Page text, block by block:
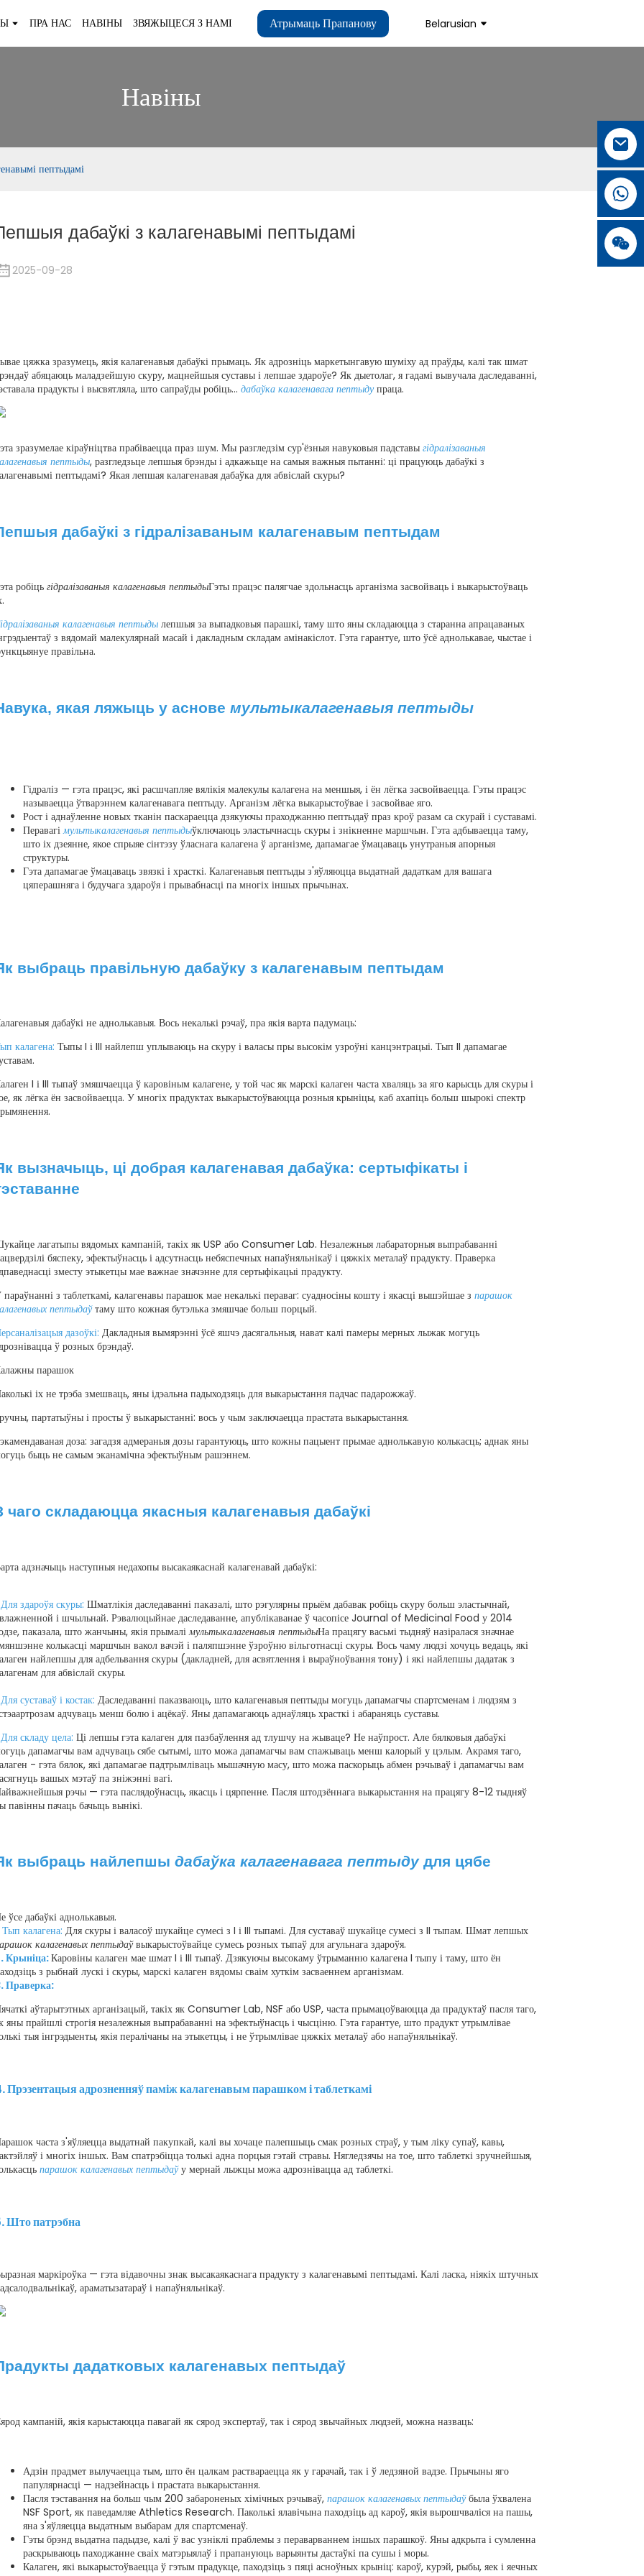
ПРА НАС НАВІНЫ ЗВЯЖЫЦЕСЯ З НАМІ Атрымаць Прапанову Belarusian
Навіны
пептыдамі
дабаўкі з калагенавымі пептыдамі
2025-09-28
цяжка зразумець, якія калагенавыя дабаўкі прымаць. Як адрозніць маркетынгавую шуміху ад праўды, калі так шмат
абяцаюць маладзейшую скуру, мацнейшыя суставы і лепшае здароўе? Як дыетолаг, я гадамі вывучала даследаванні,
прадукты і высвятляла, што сапраўды робіць... дабаўка калагенавага пептыдупраца.
зразумелае кіраўніцтва прабіваецца праз шум. Мы разгледзім сур'ёзныя навуковыя падставыгідралізаваныя
пептыды, разгледзьце лепшыя брэнды і адкажыце на самыя важныя пытанні: ці працуюць дабаўкі з
пептыдамі? Якая лепшая калагенавая дабаўка для абвіслай скуры?
дабаўкі з гідралізаваным калагенавым пептыдам
робіць гідралізаваныя калагенавыя пептыдыГэты працэс палягчае здольнасць арганізма засвойваць і выкарыстоўваць
калагенавыя пептыдылепшыя за выпадковыя парашкі, таму што яны складаюцца з старанна апрацаваных
з вядомай малекулярнай масай і дакладным складам амінакіслот. Гэта гарантуе, што ўсё аднолькавае, чыстае і
правільна.
якая ляжыць у аснове мультыкалагенавыя пептыды
Гідраліз — гэта працэс, які расшчапляе вялікія малекулы калагена на меншыя, і ён лёгка засвойваецца. Гэты працэс
называецца ўтварэннем калагенавага пептыду. Арганізм лёгка выкарыстоўвае і засвойвае яго.
Рост і аднаўленне новых тканін паскараецца дзякуючы праходжанню пептыдаў праз кроў разам са скурай і суставамі.
Перавагімультыкалагенавыя пептыдыўключаюць эластычнасць скуры і знікненне маршчын. Гэта адбываецца таму,
што іх дзеянне, якое спрыяе сінтэзу ўласнага калагена ў арганізме, дапамагае ўмацаваць унутраныя апорныя
структуры.
Гэта дапамагае ўмацаваць звязкі і храсткі. Калагенавыя пептыды з'яўляюцца выдатнай дадаткам для вашага
цяперашняга і будучага здароўя і прывабнасці па многіх іншых прычынах.
выбраць правільную дабаўку з калагенавым пептыдам
дабаўкі не аднолькавыя. Вось некалькі рэчаў, пра якія варта падумаць:
калагена: Тыпы I і III найлепш уплываюць на скуру і валасы пры высокім узроўні канцэнтрацыі. Тып II дапамагае
I і III тыпаў змяшчаецца ў каровіным калагене, у той час як марскі калаген часта хваляць за яго карысць для скуры і
як лёгка ён засвойваецца. У многіх прадуктах выкарыстоўваюцца розныя крыніцы, каб ахапіць больш шырокі спектр
вызначыць, ці добрая калагенавая дабаўка: сертыфікаты і
лагатыпы вядомых кампаній, такіх як USP або Consumer Lab. Незалежныя лабараторныя выпрабаванні
бяспеку, эфектыўнасць і адсутнасць небяспечных напаўняльнікаў і цяжкіх металаў прадукту. Праверка
зместу этыкетцы мае важнае значэнне для сертыфікацыі прадукту.
з таблеткамі, калагенавы парашок мае некалькі пераваг: суадносіны кошту і якасці вышэйшае з парашок
пептыдаў таму што кожная бутэлька змяшчае больш порцый.
дазоўкі: Дакладныя вымярэнні ўсё яшчэ дасягальныя, нават калі памеры мерных лыжак могуць
ў розных брэндаў.
парашок
іх не трэба змешваць, яны ідэальна падыходзяць для выкарыстання падчас падарожжаў.
партатыўны і просты ў выкарыстанні: вось у чым заключаецца прастата выкарыстання.
доза: загадзя адмераныя дозы гарантуюць, што кожны пацыент прымае аднолькавую колькасць; аднак яны
быць не самым эканамічна эфектыўным рашэннем.
чаго складаюцца якасныя калагенавыя дабаўкі
адзначыць наступныя недахопы высакаякаснай калагенавай дабаўкі:
здароўя скуры: Шматлікія даследаванні паказалі, што рэгулярны прыём дабавак робіць скуру больш эластычнай,
і шчыльнай. Рэвалюцыйнае даследаванне, апублікаванае ў часопісе Journal of Medicinal Food у 2014
паказала, што жанчыны, якія прымалімультыкалагенавыя пептыдыНа працягу васьмі тыдняў назіралася значнае
колькасці маршчын вакол вачэй і паляпшэнне ўзроўню вільготнасці скуры. Вось чаму людзі хочуць ведаць, які
найлепшы для адбельвання скуры (дакладней, для асвятлення і выраўноўвання тону) і які найлепшы дадатак з
для абвіслай скуры.
суставаў і костак: Даследаванні паказваюць, што калагенавыя пептыды могуць дапамагчы спартсменам і людзям з
адчуваць менш болю і ацёкаў. Яны дапамагаюць аднаўляць храсткі і абараняць суставы.
складу цела: Ці лепшы гэта калаген для пазбаўлення ад тлушчу на жываце? Не наўпрост. Але бялковыя дабаўкі
дапамагчы вам адчуваць сябе сытымі, што можа дапамагчы вам спажываць менш калорый у цэлым. Акрамя таго,
- гэта бялок, які дапамагае падтрымліваць мышачную масу, што можа паскорыць абмен рэчываў і дапамагчы вам
вашых мэтаў па зніжэнні вагі.
рэчы — гэта паслядоўнасць, якасць і цярпенне. Пасля штодзённага выкарыстання на працягу 8-12 тыдняў
павінны пачаць бачыць вынікі.
выбраць найлепшы дабаўка калагенавага пептыдудля цябе
ўсе дабаўкі аднолькавыя.
Тып калагена: Для скуры і валасоў шукайце сумесі з I і III тыпамі. Для суставаў шукайце сумесі з II тыпам. Шмат лепшых
калагенавых пептыдаў​выкарыстоўвайце сумесь розных тыпаў для агульнага здароўя.
Крыніца:Каровіны калаген мае шмат I і III тыпаў. Дзякуючы высокаму ўтрыманню калагена I тыпу і таму, што ён
з рыбнай лускі і скуры, марскі калаген вядомы сваім хуткім засваеннем арганізмам.
Праверка:
аўтарытэтных арганізацый, такіх як Consumer Lab, NSF або USP, часта прымацоўваюцца да прадуктаў пасля таго,
яны прайшлі строгія незалежныя выпрабаванні на эфектыўнасць і чысціню. Гэта гарантуе, што прадукт утрымлівае
тыя інгрэдыенты, якія пералічаны на этыкетцы, і не ўтрымлівае цяжкіх металаў або напаўняльнікаў.
Прэзентацыя адрозненняў паміж калагенавым парашком і таблеткамі
часта з'яўляецца выдатнай пакупкай, калі вы хочаце палепшыць смак розных страў, у тым ліку супаў, кавы,
і многіх іншых. Вам спатрэбіцца толькі адна порцыя гэтай стравы. Нягледзячы на ​​тое, што таблеткі зручнейшыя,
парашок калагенавых пептыдаўу мернай лыжцы можа адрознівацца ад таблеткі.
Што патрэбна
маркіроўка — гэта відавочны знак высакаякаснага прадукту з калагенавымі пептыдамі. Калі ласка, ніякіх штучных
араматызатараў і напаўняльнікаў.
дадатковых калагенавых пептыдаў
кампаній, якія карыстаюцца павагай як сярод экспертаў, так і сярод звычайных людзей, можна назваць:
Адзін прадмет вылучаецца тым, што ён цалкам раствараецца як у гарачай, так і ў ледзяной вадзе. Прычыны яго
папулярнасці — надзейнасць і прастата выкарыстання.
Пасля тэставання на больш чым 200 забароненых хімічных рэчываў, парашок калагенавых пептыдаў была ўхвалена
NSF Sport, як паведамляе Athletics Research. Паколькі ялавічына паходзіць ад кароў, якія вырошчваліся на пашы,
яна з'яўляецца выдатным выбарам для спартсменаў.
Гэты брэнд выдатна падыдзе, калі ў вас узніклі праблемы з пераварваннем іншых парашкоў. Яны адкрыта і сумленна
раскрываюць паходжанне сваіх матэрыялаў і прапануюць варыянты дастаўкі па сушы і моры.
Калаген, які выкарыстоўваецца ў гэтым прадукце, паходзіць з пяці асноўных крыніц: кароў, курэй, рыбы, яек і яечных